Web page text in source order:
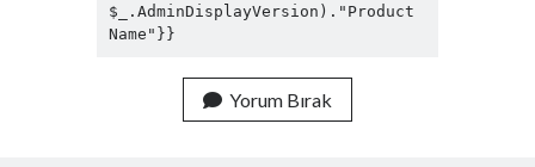
$_.AdminDisplayVersion)."Product
Name"}}
Yorum Bırak